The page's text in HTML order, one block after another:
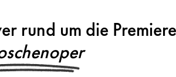
rund um die Premiere